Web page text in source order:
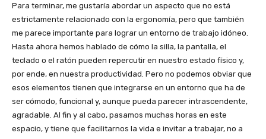
Para terminar, me gustaría abordar un aspecto que no está
estrictamente relacionado con la ergonomía, pero que también
me parece importante para lograr un entorno de trabajo idóneo.
Hasta ahora hemos hablado de cómo la silla, la pantalla, el
teclado o el ratón pueden repercutir en nuestro estado físico y,
por ende, en nuestra productividad. Pero no podemos obviar que
esos elementos tienen que integrarse en un entorno que ha de
ser cómodo, funcional y, aunque pueda parecer intrascendente,
agradable. Al fin y al cabo, pasamos muchas horas en este
espacio, y tiene que facilitarnos la vida e invitar a trabajar, no a